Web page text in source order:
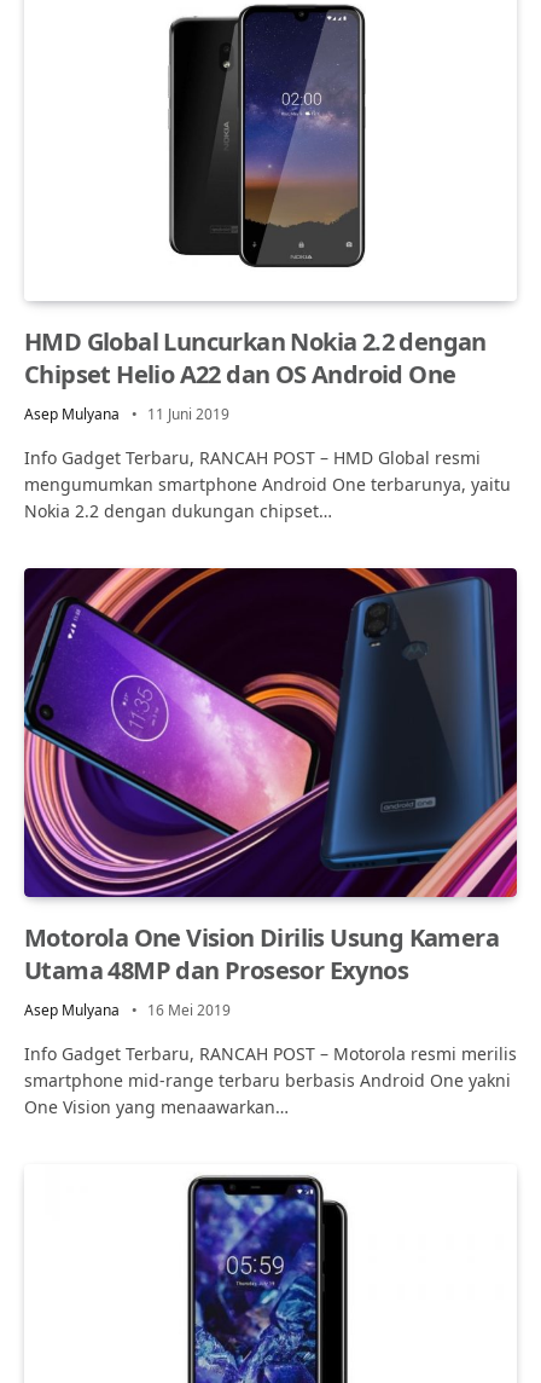
HMD Global Luncurkan Nokia 2.2 dengan
Chipset Helio A22 dan OS Android One
Asep Mulyana 11 Juni 2019
Info Gadget Terbaru, RANCAH POST – HMD Global resmi
mengumumkan smartphone Android One terbarunya, yaitu
Nokia 2.2 dengan dukungan chipset…
Motorola One Vision Dirilis Usung Kamera
Utama 48MP dan Prosesor Exynos
Asep Mulyana 16 Mei 2019
Info Gadget Terbaru, RANCAH POST – Motorola resmi merilis
smartphone mid-range terbaru berbasis Android One yakni
One Vision yang menaawarkan…